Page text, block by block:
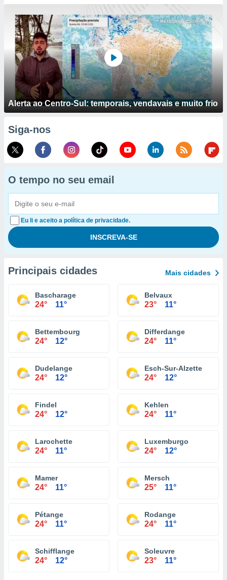
Alerta ao Centro-Sul: temporais, vendavais e muito frio
Siga-nos
O tempo no seu email
Eu li e aceito a política de privacidade.
Principais cidades Mais cidades
Bascharage
24° 11°
Belvaux
23° 11°
Bettembourg
24° 12°
Differdange
24° 11°
Dudelange
24° 12°
Esch-Sur-Alzette
24° 12°
Findel
24° 12°
Kehlen
24° 11°
Larochette
24° 11°
Luxemburgo
24° 12°
Mamer
24° 11°
Mersch
25° 11°
Pétange
24° 11°
Rodange
24° 11°
Schifflange
24° 12°
Soleuvre
23° 11°